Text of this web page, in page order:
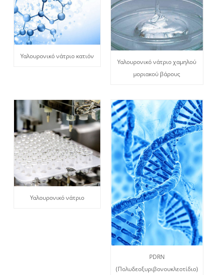
Υαλουρονικό νάτριο κατιόν
Υαλουρονικό νάτριο χαμηλού
μοριακού βάρους
Υαλουρονικό νάτριο
PDRN
(Πολυδεοξυριβονουκλεοτίδιο)